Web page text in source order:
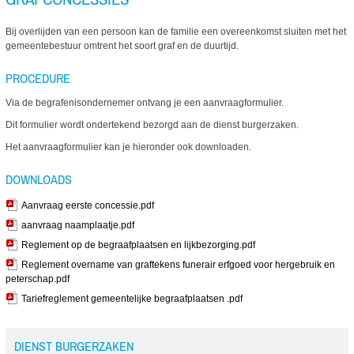
Bij overlijden van een persoon kan de familie een overeenkomst sluiten met het
gemeentebestuur omtrent het soort graf en de duurtijd.
PROCEDURE
Via de begrafenisondernemer ontvang je een aanvraagformulier.
Dit formulier wordt ondertekend bezorgd aan de dienst burgerzaken.
Het aanvraagformulier kan je hieronder ook downloaden.
DOWNLOADS
Aanvraag eerste concessie.pdf
aanvraag naamplaatje.pdf
Reglement op de begraafplaatsen en lijkbezorging.pdf
Reglement overname van graftekens funerair erfgoed voor hergebruik en
peterschap.pdf
Tariefreglement gemeentelijke begraafplaatsen .pdf
DIENST BURGERZAKEN